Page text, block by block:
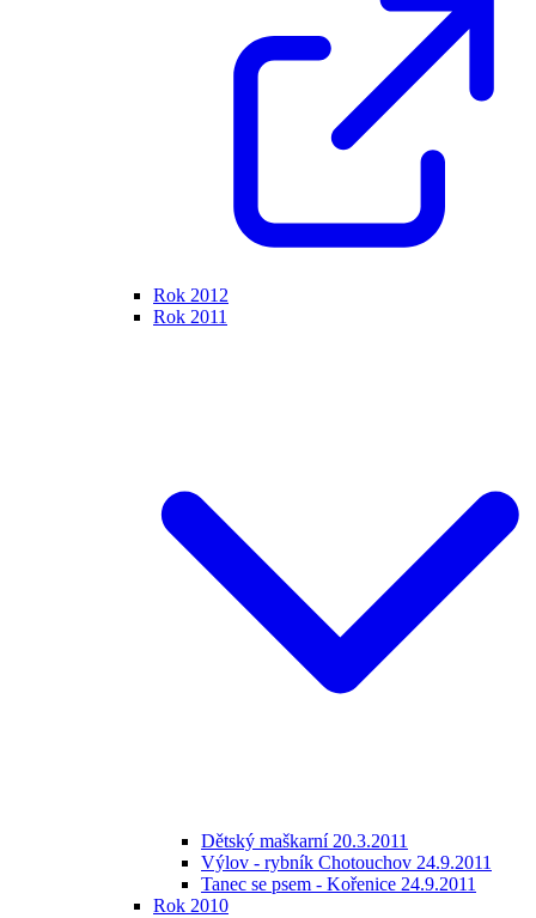
Rok 2012
Rok 2011
Dětský maškarní 20.3.2011
Výlov - rybník Chotouchov 24.9.2011
Tanec se psem - Kořenice 24.9.2011
Rok 2010